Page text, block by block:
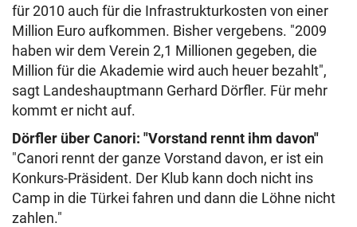
für 2010 auch für die Infrastrukturkosten von einer
Million Euro aufkommen. Bisher vergebens. "2009
haben wir dem Verein 2,1 Millionen gegeben, die
Million für die Akademie wird auch heuer bezahlt",
sagt Landeshauptmann Gerhard Dörfler. Für mehr
kommt er nicht auf.
Dörfler über Canori: "Vorstand rennt ihm davon"
"Canori rennt der ganze Vorstand davon, er ist ein
Konkurs-Präsident. Der Klub kann doch nicht ins
Camp in die Türkei fahren und dann die Löhne nicht
zahlen."